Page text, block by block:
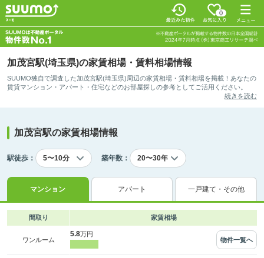
0
加茂宮駅(埼玉県)の家賃相場・賃料相場情報
SUUMO独自で調査した加茂宮駅(埼玉県)周辺の家賃相場・賃料相場を掲載！あなたの
賃貸マンション・アパート・住宅などのお部屋探しの参考としてご活用ください。
続きを読む
加茂宮駅の家賃相場情報
駅徒歩： 築年数：
マンション アパート 一戸建て・その他
間取り 家賃相場
ワンルーム
5.8万円
物件一覧へ